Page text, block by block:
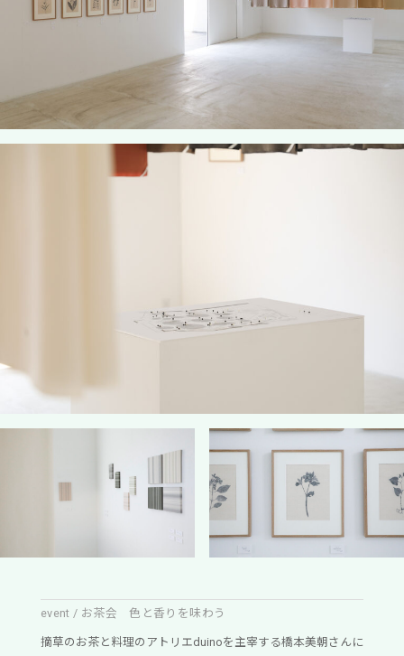
event / お茶会 色と香りを味わう
摘草のお茶と料理のアトリエduinoを主宰する橋本美朝さんに